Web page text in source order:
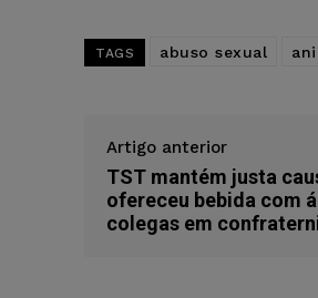
TAGS abuso sexual
Artigo anterior
TST mantém justa
ofereceu bebida com
colegas em